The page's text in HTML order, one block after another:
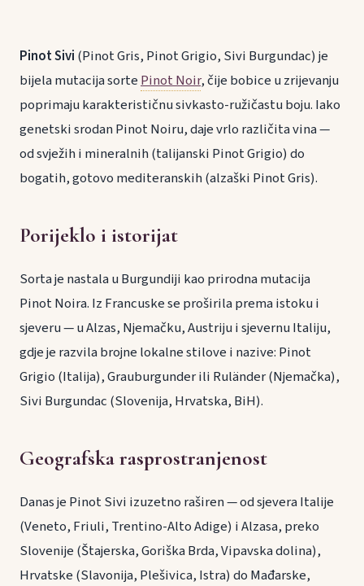
Pinot Sivi (Pinot Gris, Pinot Grigio, Sivi Burgundac) je
bijela mutacija sortePinot Noir, čije bobice u zrijevanju
poprimaju karakterističnu sivkasto-ružičastu boju. Iako
genetski srodan Pinot Noiru, daje vrlo različita vina —
od svježih i mineralnih (talijanski Pinot Grigio) do
bogatih, gotovo mediteranskih (alzaški Pinot Gris).
Porijeklo i istorijat
Sorta je nastala u Burgundiji kao prirodna mutacija
Pinot Noira. Iz Francuske se proširila prema istoku i
sjeveru — u Alzas, Njemačku, Austriju i sjevernu Italiju,
gdje je razvila brojne lokalne stilove i nazive: Pinot
Grigio (Italija), Grauburgunder ili Ruländer (Njemačka),
Sivi Burgundac (Slovenija, Hrvatska, BiH).
Geografska rasprostranjenost
Danas je Pinot Sivi izuzetno raširen — od sjevera Italije
(Veneto, Friuli, Trentino-Alto Adige) i Alzasa, preko
Slovenije (Štajerska, Goriška Brda, Vipavska dolina),
Hrvatske (Slavonija, Plešivica, Istra) do Mađarske,